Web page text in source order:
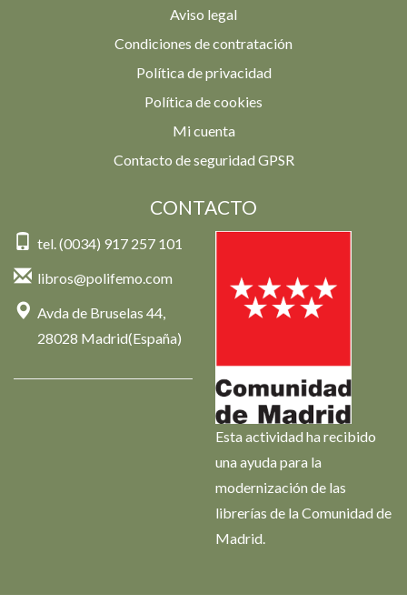
Aviso legal
Condiciones de contratación
Política de privacidad
Política de cookies
Mi cuenta
Contacto de seguridad GPSR
CONTACTO
tel. (0034) 917 257 101
libros@polifemo.com
Avda de Bruselas 44,
28028 Madrid(España)
Esta actividad ha recibido
una ayuda para la
modernización de las
librerías de la Comunidad de
Madrid.